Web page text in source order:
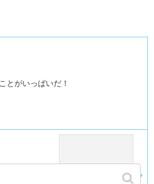
とがいっぱいだ！
変です(^^ゞ